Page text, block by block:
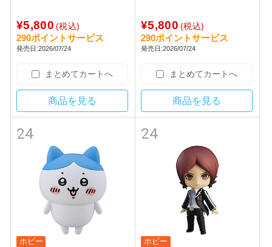
¥5,800 (税込)
290ポイントサービス
発売日:2026/07/24
まとめてカートへ
商品を見る
¥5,800 (税込)
290ポイントサービス
発売日:2026/07/24
まとめてカートへ
商品を見る
24
ホビー
24
ホビー